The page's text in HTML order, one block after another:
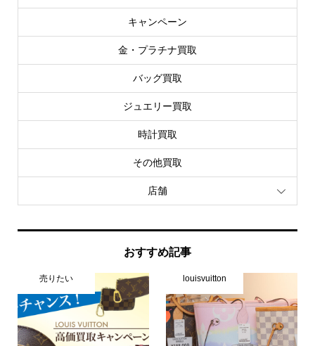
キャンペーン
金・プラチナ買取
バッグ買取
ジュエリー買取
時計買取
その他買取
店舗
おすすめ記事
売りたい louisvuitton